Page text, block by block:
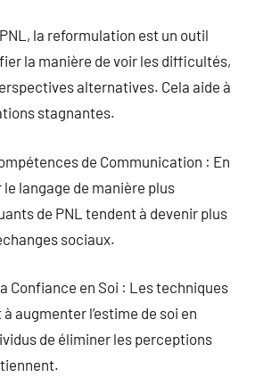
la reformulation est un outil
la manière de voir les difficultés,
alternatives. Cela aide à
stagnantes.
de Communication : En
langage de manière plus
de PNL tendent à devenir plus
sociaux.
Confiance en Soi : Les techniques
augmenter l’estime de soi en
de éliminer les perceptions